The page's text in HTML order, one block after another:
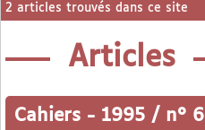
2 articles trouvés dans ce site
Articles
Cahiers - 1995 / n° 6